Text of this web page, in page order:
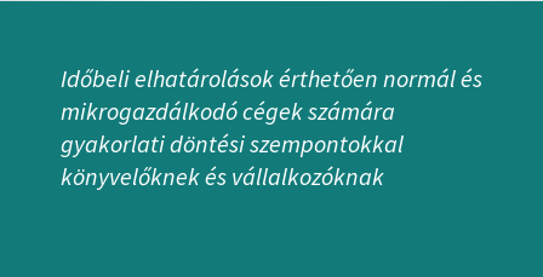
Időbeli elhatárolások érthetően normál és
mikrogazdálkodó cégek számára
gyakorlati döntési szempontokkal
könyvelőknek és vállalkozóknak